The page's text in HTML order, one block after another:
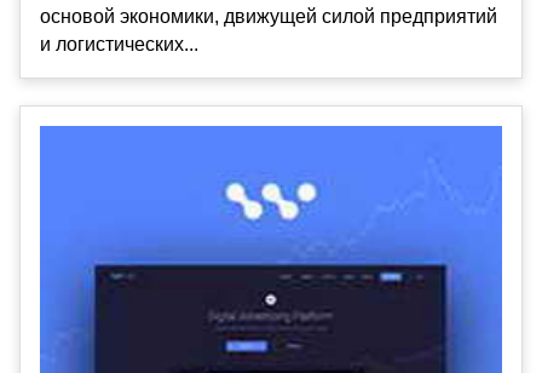
основой экономики, движущей силой предприятий
и логистических...